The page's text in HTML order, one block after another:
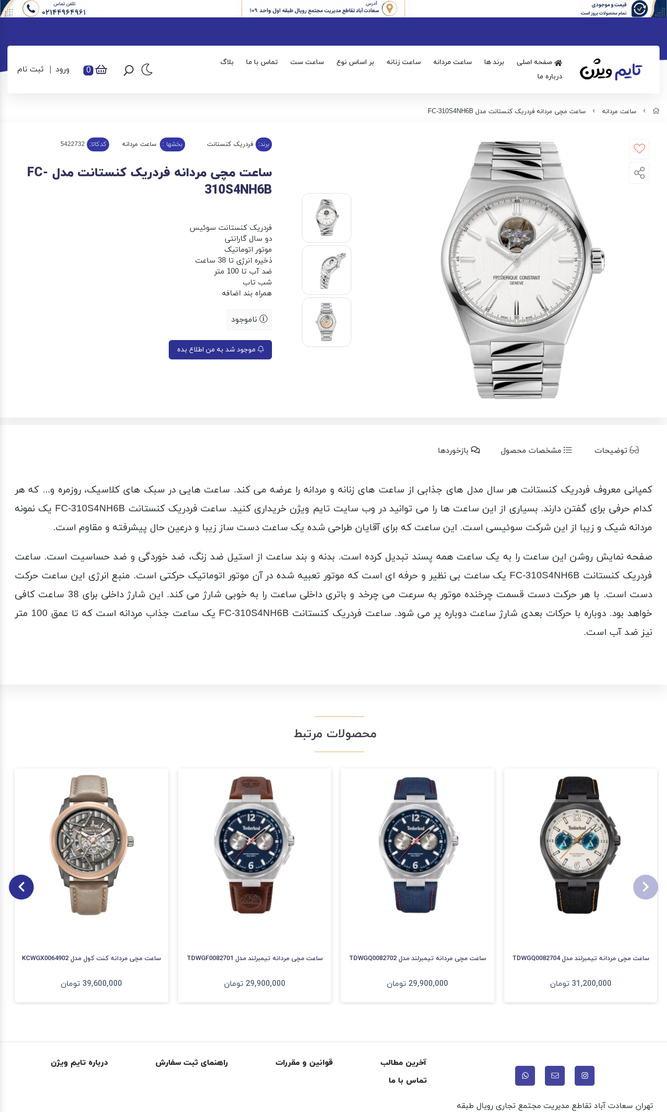
صفحه اصلی برند ها ساعت مردانه ساعت زنانه بر اساس نوع ساعت ست تماس با ما
بلاگ
درباره ما
0 ورود ثبت نام
ساعت مردانه ساعت مچی مردانه فردریک کنستانت مدل FC-310S4NH6B
برند: فردریک کنستانت بخشها : ساعت مردانه کدکالا:
ساعت مچی مردانه فردریک کنستانت مدل FC-
310S4NH6B
فردریک کنستانت سوئیس
دو سال گارانتی
موتور اتوماتیک
ذخیره انرژی تا 38 ساعت
ضد آب تا 100 متر
شب تاب
همراه بند اضافه
ناموجود
موجود شد به من اطلاع بده
توضیحات مشخصات محصول بازخوردها
کمپانی معروف فردریک کنستانت هر سال مدل های جذابی از ساعت های زنانه و مردانه را عرضه می کند. ساعت هایی در سبک های کلاسیک، روزمره و... که هر
کدام حرفی برای گفتن دارند. بسیاری از این ساعت ها را می توانید در وب سایت تایم ویژن خریداری کنید. ساعت فردریک کنستانت FC-310S4NH6B یک نمونه
مردانه شیک و زیبا از این شرکت سوئیسی است. این ساعت که برای آقایان طراحی شده یک ساعت دست ساز زیبا و درعین حال پیشرفته و مقاوم است.
صفحه نمایش روشن این ساعت را به یک ساعت همه پسند تبدیل کرده است. بدنه و بند ساعت از استیل ضد زنگ، ضد خوردگی و ضد حساسیت است. ساعت
فردریک کنستانت FC-310S4NH6B یک ساعت بی نظیر و حرفه ای است که موتور تعبیه شده در آن موتور اتوماتیک حرکتی است. منبع انرژی این ساعت حرکت
دست است. با هر حرکت دست قسمت چرخنده موتور به سرعت می چرخد و باتری داخلی ساعت را به خوبی شارژ می کند. این شارژ داخلی برای 38 ساعت کافی
خواهد بود. دوباره با حرکات بعدی شارژ ساعت دوباره پر می شود. ساعت فردریک کنستانت FC-310S4NH6B یک ساعت جذاب مردانه است که تا عمق 100 متر
نیز ضد آب است.
محصولات مرتبط
ساعت مچی مردانه تیمبرلند مدل TDWGQ0082704
31,200,000 تومان
ساعت مچی مردانه تیمبرلند مدل TDWGQ0082702
29,900,000 تومان
ساعت مچی مردانه تیمبرلند مدل TDWGF0082701
29,900,000 تومان
ساعت مچی مردانه کنت کول مدل KCWGX0064902
39,600,000 تومان
تهران سعادت آباد تقاطع مدیریت مجتمع تجاری رویال طبقه
آخرین مطالب قوانین و مقررات راهنمای ثبت سفارش
درباره تایم ویژن
تماس با ما